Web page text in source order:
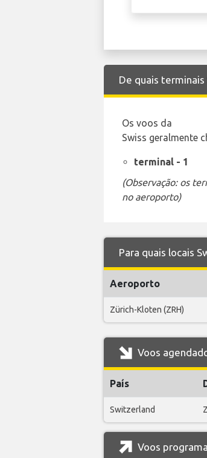
De quais
Os voos da
Swiss geralmente
terminal - 1
(Observação: os
no aeroporto)
Para quais locais
Aeroporto
Zürich-Kloten (ZRH)
Voos
País
Switzerland
Voos